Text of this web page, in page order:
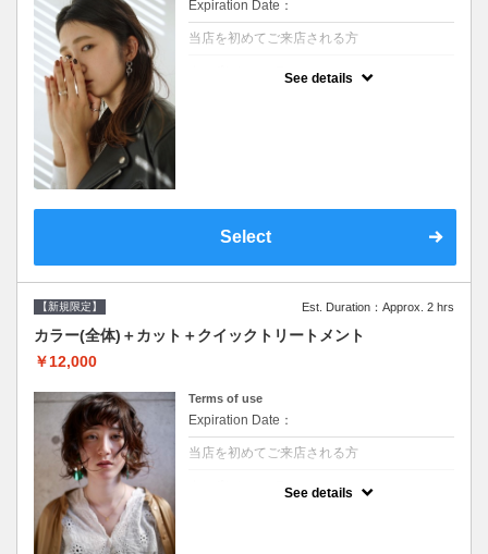
Expiration Date：
当店を初めてご来店される方
See details
Select
【新規限定】 Est. Duration：Approx. 2 hrs
カラー(全体)＋カット＋クイックトリートメント
￥12,000
Terms of use
Expiration Date：
当店を初めてご来店される方
See details